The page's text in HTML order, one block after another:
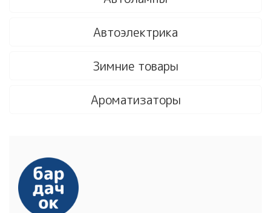
Автоэлектрика
Зимние товары
Ароматизаторы